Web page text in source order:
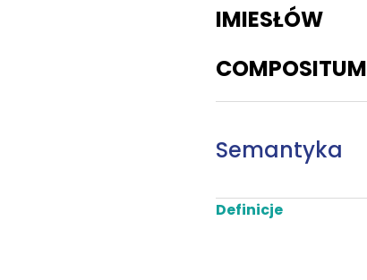
IMIESŁÓW
COMPOSITUM
Semantyka
Definicje